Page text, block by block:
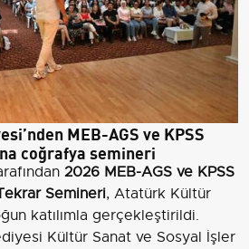
MEB-AGS ve KPSS
coğrafya semineri
2026 MEB-AGS ve KPSS
Semineri, Atatürk Kültür
katılımla gerçekleştirildi.
Kültür Sanat ve Sosyal İşler